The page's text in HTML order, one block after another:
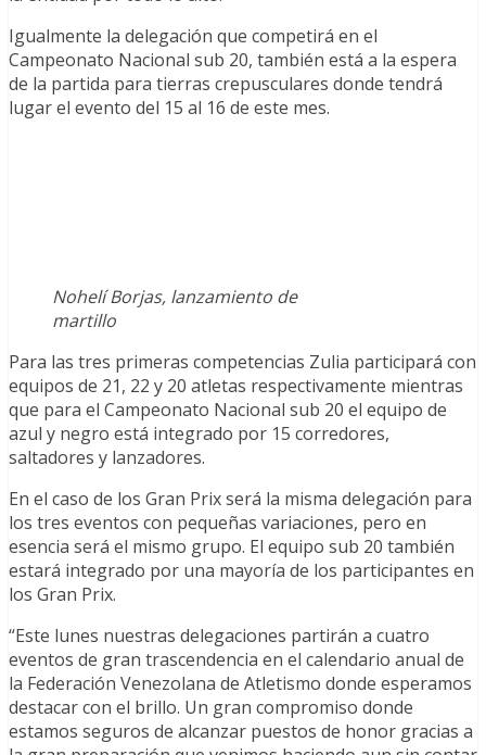
Igualmente la delegación que competirá en el
Campeonato Nacional sub 20, también está a la espera
de la partida para tierras crepusculares donde tendrá
lugar el evento del 15 al 16 de este mes.
Nohelí Borjas, lanzamiento de
martillo
Para las tres primeras competencias Zulia participará con
equipos de 21, 22 y 20 atletas respectivamente mientras
que para el Campeonato Nacional sub 20 el equipo de
azul y negro está integrado por 15 corredores,
saltadores y lanzadores.
En el caso de los Gran Prix será la misma delegación para
los tres eventos con pequeñas variaciones, pero en
esencia será el mismo grupo. El equipo sub 20 también
estará integrado por una mayoría de los participantes en
los Gran Prix.
“Este lunes nuestras delegaciones partirán a cuatro
eventos de gran trascendencia en el calendario anual de
la Federación Venezolana de Atletismo donde esperamos
destacar con el brillo. Un gran compromiso donde
estamos seguros de alcanzar puestos de honor gracias a